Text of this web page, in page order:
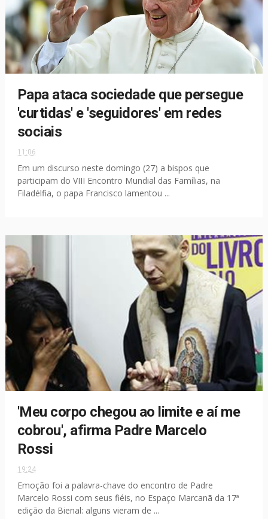
Papa ataca sociedade que persegue
'curtidas' e 'seguidores' em redes
sociais
11:06
Em um discurso neste domingo (27) a bispos que
participam do VIII Encontro Mundial das Famílias, na
Filadélfia, o papa Francisco lamentou ...
'Meu corpo chegou ao limite e aí me
cobrou', afirma Padre Marcelo
Rossi
19:24
Emoção foi a palavra-chave do encontro de Padre
Marcelo Rossi com seus fiéis, no Espaço Marcanã da 17ª
edição da Bienal: alguns vieram de ...